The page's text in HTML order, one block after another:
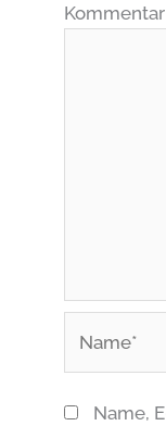
Kommentar
Name,